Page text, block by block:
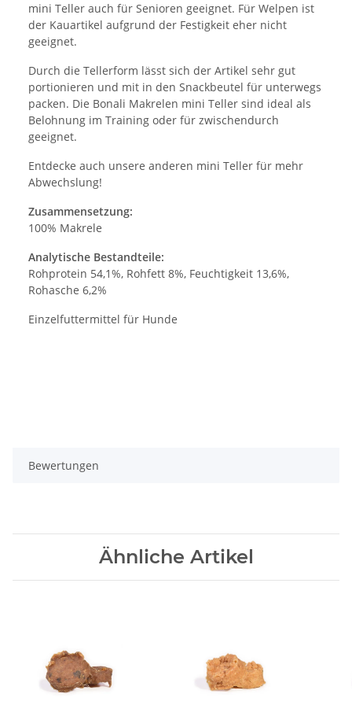
mini Teller auch für Senioren geeignet. Für Welpen ist
der Kauartikel aufgrund der Festigkeit eher nicht
geeignet.
Durch die Tellerform lässt sich der Artikel sehr gut
portionieren und mit in den Snackbeutel für unterwegs
packen. Die Bonali Makrelen mini Teller sind ideal als
Belohnung im Training oder für zwischendurch
geeignet.
Entdecke auch unsere anderen mini Teller für mehr
Abwechslung!
Zusammensetzung:
100% Makrele
Analytische Bestandteile:
Rohprotein 54,1%, Rohfett 8%, Feuchtigkeit 13,6%,
Rohasche 6,2%
Einzelfuttermittel für Hunde
Bewertungen
Ähnliche Artikel